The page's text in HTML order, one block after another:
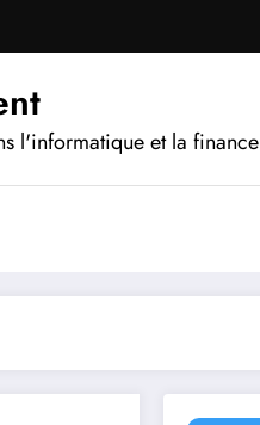
l'informatique et la finance